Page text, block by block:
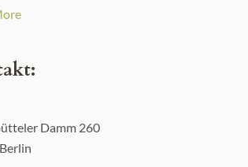
Damm 260